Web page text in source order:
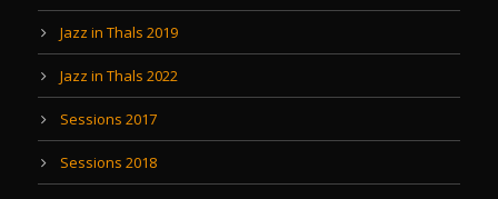
Jazz in Thals 2019
Jazz in Thals 2022
Sessions 2017
Sessions 2018